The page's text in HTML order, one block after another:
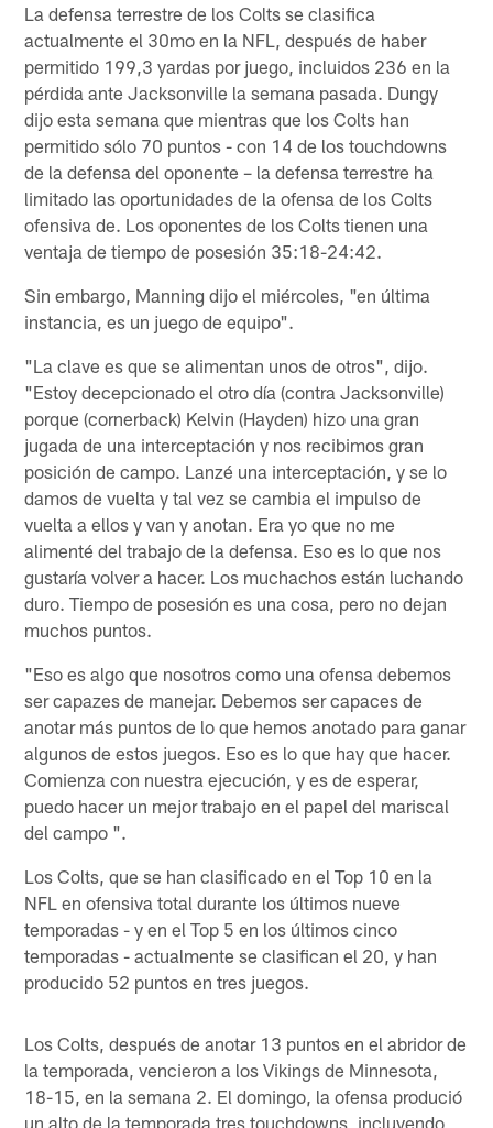
La defensa terrestre de los Colts se clasifica
actualmente el 30mo en la NFL, después de haber
permitido 199,3 yardas por juego, incluidos 236 en la
pérdida ante Jacksonville la semana pasada. Dungy
dijo esta semana que mientras que los Colts han
permitido sólo 70 puntos - con 14 de los touchdowns
de la defensa del oponente – la defensa terrestre ha
limitado las oportunidades de la ofensa de los Colts
ofensiva de. Los oponentes de los Colts tienen una
ventaja de tiempo de posesión 35:18-24:42.
Sin embargo, Manning dijo el miércoles, "en última
instancia, es un juego de equipo".
"La clave es que se alimentan unos de otros", dijo.
"Estoy decepcionado el otro día (contra Jacksonville)
porque (cornerback) Kelvin (Hayden) hizo una gran
jugada de una interceptación y nos recibimos gran
posición de campo. Lanzé una interceptación, y se lo
damos de vuelta y tal vez se cambia el impulso de
vuelta a ellos y van y anotan. Era yo que no me
alimenté del trabajo de la defensa. Eso es lo que nos
gustaría volver a hacer. Los muchachos están luchando
duro. Tiempo de posesión es una cosa, pero no dejan
muchos puntos.
"Eso es algo que nosotros como una ofensa debemos
ser capazes de manejar. Debemos ser capaces de
anotar más puntos de lo que hemos anotado para ganar
algunos de estos juegos. Eso es lo que hay que hacer.
Comienza con nuestra ejecución, y es de esperar,
puedo hacer un mejor trabajo en el papel del mariscal
del campo ".
Los Colts, que se han clasificado en el Top 10 en la
NFL en ofensiva total durante los últimos nueve
temporadas - y en el Top 5 en los últimos cinco
temporadas - actualmente se clasifican el 20, y han
producido 52 puntos en tres juegos.
Los Colts, después de anotar 13 puntos en el abridor de
la temporada, vencieron a los Vikings de Minnesota,
18-15, en la semana 2. El domingo, la ofensa produció
un alto de la temporada tres touchdowns, incluyendo